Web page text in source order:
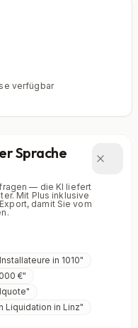
mit Plus
Liquidität und
verfügbar
Sprache
— die KI liefert
Mit Plus inklusive
damit Sie vom
Installateure in 1010"
€"
"
Liquidation in Linz"